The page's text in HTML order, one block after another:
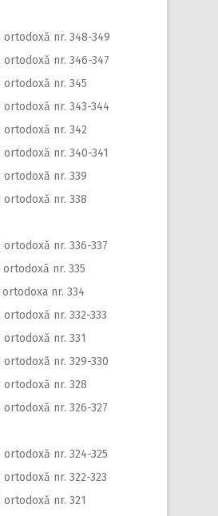
ortodoxă nr. 348-349
ortodoxă nr. 346-347
ortodoxă nr. 345
ortodoxă nr. 343-344
ortodoxă nr. 342
ortodoxă nr. 340-341
ortodoxă nr. 339
ortodoxă nr. 338
ortodoxă nr. 336-337
ortodoxă nr. 335
ortodoxa nr. 334
ortodoxă nr. 332-333
ortodoxă nr. 331
ortodoxă nr. 329-330
ortodoxă nr. 328
ortodoxă nr. 326-327
ortodoxă nr. 324-325
ortodoxă nr. 322-323
ortodoxă nr. 321